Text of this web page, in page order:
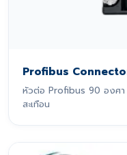
Profibus
หัวต่อ Profibus 90 องศา
สะเทือน